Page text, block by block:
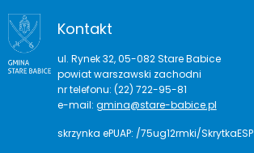
Kontakt
ul. Rynek 32, 05-082 Stare Babice
powiat warszawski zachodni
nr telefonu: (22) 722-95-81
e-mail: gmina@stare-babice.pl
skrzynka ePUAP: /75ug12rmki/SkrytkaESP